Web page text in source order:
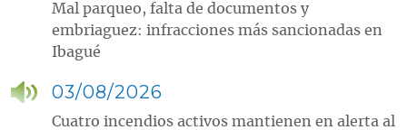
Mal parqueo, falta de documentos y
embriaguez: infracciones más sancionadas en
Ibagué
03/08/2026
Cuatro incendios activos mantienen en alerta al